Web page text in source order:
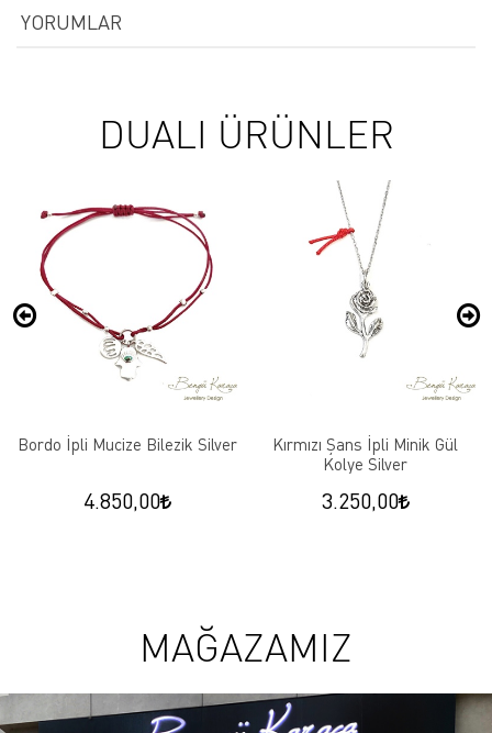
YORUMLAR
DUALI ÜRÜNLER
Bordo İpli Mucize Bilezik Silver
4.850,00
Kırmızı Şans İpli Minik Gül
Kolye Silver
3.250,00
MAĞAZAMIZ